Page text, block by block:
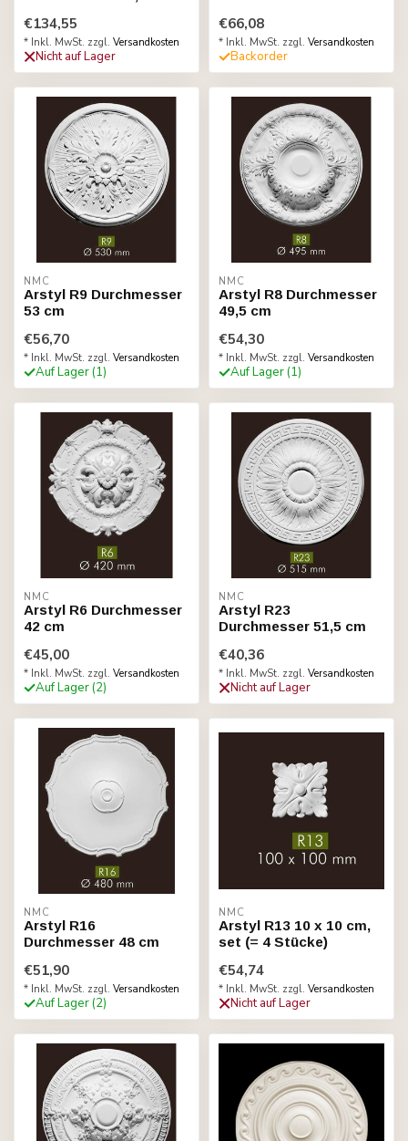
€134,55
* Inkl. MwSt. zzgl. Versandkosten
Nicht auf Lager
€66,08
* Inkl. MwSt. zzgl. Versandkosten
Backorder
NMC
Arstyl R9 Durchmesser
53 cm
€56,70
* Inkl. MwSt. zzgl. Versandkosten
Auf Lager (1)
NMC
Arstyl R8 Durchmesser
49,5 cm
€54,30
* Inkl. MwSt. zzgl. Versandkosten
Auf Lager (1)
NMC
Arstyl R6 Durchmesser
42 cm
€45,00
* Inkl. MwSt. zzgl. Versandkosten
Auf Lager (2)
NMC
Arstyl R23
Durchmesser 51,5 cm
€40,36
* Inkl. MwSt. zzgl. Versandkosten
Nicht auf Lager
NMC
Arstyl R16
Durchmesser 48 cm
€51,90
* Inkl. MwSt. zzgl. Versandkosten
Auf Lager (2)
NMC
Arstyl R13 10 x 10 cm,
set (= 4 Stücke)
€54,74
* Inkl. MwSt. zzgl. Versandkosten
Nicht auf Lager